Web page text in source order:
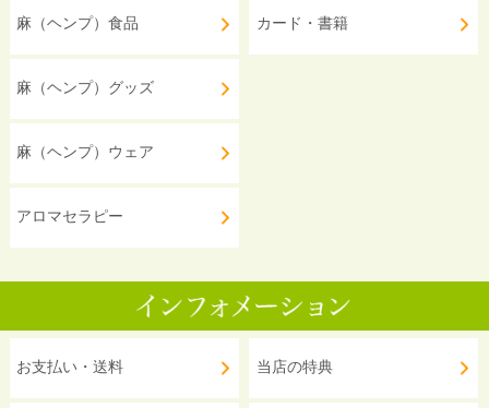
麻（ヘンプ）食品
麻（ヘンプ）グッズ
麻（ヘンプ）ウェア
アロマセラピー
カード・書籍
お支払い・送料 当店の特典